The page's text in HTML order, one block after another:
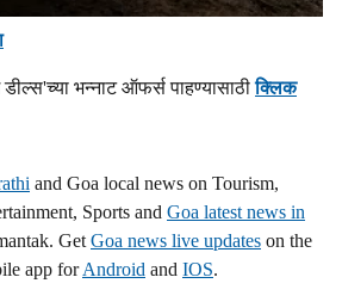
भन्नाट ऑफर्स पाहण्यासाठीक्लिक
and Goa local news on Tourism,
Sports and Goa latest news in
Get Goa news live updates on the
app forAndroid and IOS.